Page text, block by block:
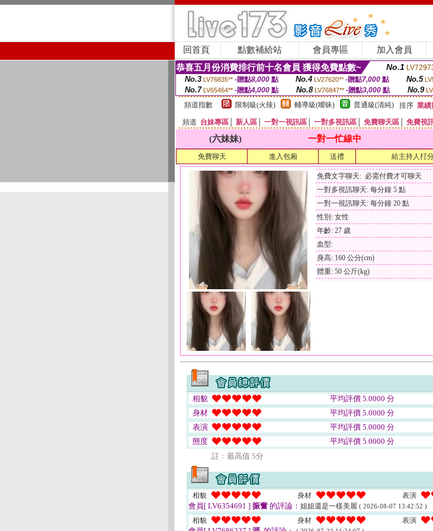
回首頁 點數補給站 會員專區 加入會員
恭喜五月份消費排行前十名會員 獲得免費點數~ No.1
No.3 LV76835** -贈點8,000點 No.4 LV27620** -贈點7,000點 No.5
No.7 LV65464** -贈點4,000 點 No.8 LV76847** -贈點3,000 點 No.9
頻道指數
限制級(火辣) 輔導級(曖昧) 普通級(清純) 排序 業績
頻道 台妹專區 新人區 一對一視訊區 一對多視訊區 免費聊天區 免費視
(六妹妹) 一對一忙線中
免費聊天 進入包廂 送禮 給主持人打
免費文字聊天: 必需付費才可聊天
一對多視訊聊天: 每分鐘 5 點
一對一視訊聊天: 每分鐘 20 點
性別: 女性
年齡: 27 歲
血型:
身高: 160 公分(cm)
體重: 50 公斤(kg)
相貌
平均評價 5.0000 分
身材
平均評價 5.0000 分
表演
平均評價 5.0000 分
態度
平均評價 5.0000 分
註﹕最高值 5分
相貌 身材 表演
會員[ LV6354691 ] 振奮 的評論： 姐姐還是一樣美麗 ( 2026-08-07 13:42:52 )
相貌 身材 表演